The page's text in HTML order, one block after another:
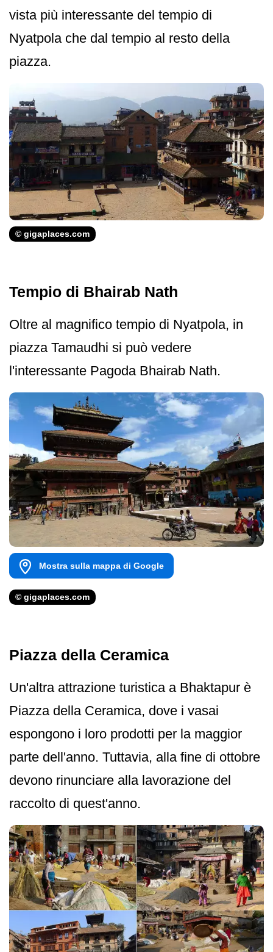
vista più interessante del tempio di
Nyatpola che dal tempio al resto della
piazza.
© gigaplaces.com
Tempio di Bhairab Nath
Oltre al magnifico tempio di Nyatpola, in
piazza Tamaudhi si può vedere
l'interessante Pagoda Bhairab Nath.
Mostra sulla mappa di Google
© gigaplaces.com
Piazza della Ceramica
Un'altra attrazione turistica a Bhaktapur è
Piazza della Ceramica, dove i vasai
espongono i loro prodotti per la maggior
parte dell'anno. Tuttavia, alla fine di ottobre
devono rinunciare alla lavorazione del
raccolto di quest'anno.